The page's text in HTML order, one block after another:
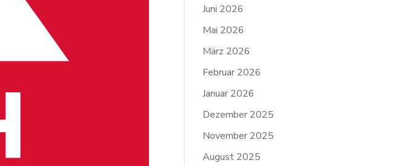
Juni 2026
Mai 2026
März 2026
Februar 2026
Januar 2026
Dezember 2025
November 2025
August 2025